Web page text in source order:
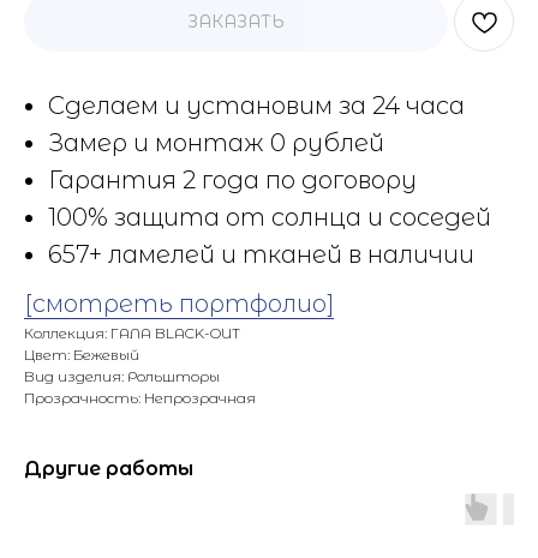
ЗАКАЗАТЬ
Сделаем и установим за 24 часа
Замер и монтаж 0 рублей
Гарантия 2 года по договору
100% защита от солнца и соседей
657+ ламелей и тканей в наличии
[смотреть портфолио]
Коллекция: ГАЛА BLACK-OUT
Цвет: Бежевый
Вид изделия: Рольшторы
Прозрачность: Непрозрачная
Другие работы